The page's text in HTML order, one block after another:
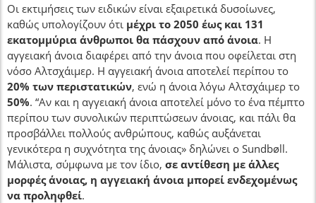
Οι εκτιμήσεις των ειδικών είναι εξαιρετικά δυσοίωνες,
καθώς υπολογίζουν ότι μέχρι το 2050 έως και 131
εκατομμύρια άνθρωποι θα πάσχουν από άνοια. Η
αγγειακή άνοια διαφέρει από την άνοια που οφείλεται στη
νόσο Αλτσχάιμερ. Η αγγειακή άνοια αποτελεί περίπου το
20% των περιστατικών, ενώ η άνοια λόγω Αλτσχάιμερ το
50%. “Αν και η αγγειακή άνοια αποτελεί μόνο το ένα πέμπτο
περίπου των συνολικών περιπτώσεων άνοιας, και πάλι θα
προσβάλλει πολλούς ανθρώπους, καθώς αυξάνεται
γενικότερα η συχνότητα της άνοιας» δηλώνει ο Sundbøll.
Μάλιστα, σύμφωνα με τον ίδιο, σε αντίθεση με άλλες
μορφές άνοιας, η αγγειακή άνοια μπορεί ενδεχομένως
να προληφθεί.